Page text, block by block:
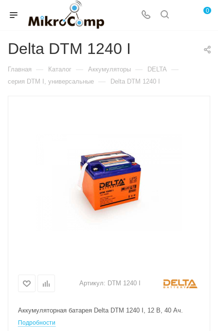
0
Delta DTM 1240 I
Главная — Каталог — Аккумуляторы — DELTA —
серия DTM I, универсальные — Delta DTM 1240 I
Артикул: DTM 1240 I
Аккумуляторная батарея Delta DTM 1240 I, 12 В, 40 Ач.
Подробности